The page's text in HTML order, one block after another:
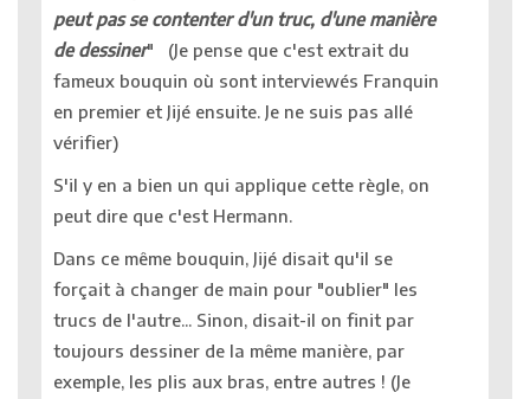
peut pas se contenter d'un truc, d'une manière
de dessiner" (Je pense que c'est extrait du
fameux bouquin où sont interviewés Franquin
en premier et Jijé ensuite. Je ne suis pas allé
vérifier)
S'il y en a bien un qui applique cette règle, on
peut dire que c'est Hermann.
Dans ce même bouquin, Jijé disait qu'il se
forçait à changer de main pour "oublier" les
trucs de l'autre... Sinon, disait-il on finit par
toujours dessiner de la même manière, par
exemple, les plis aux bras, entre autres ! (Je